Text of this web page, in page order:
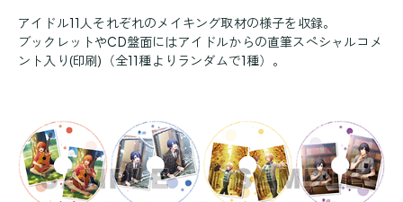
アイドル11人それぞれのメイキング取材の様子を収録。
ブックレットやCD盤面にはアイドルからの直筆スペシャルコメ
ント入り(印刷)（全11種よりランダムで1種）。